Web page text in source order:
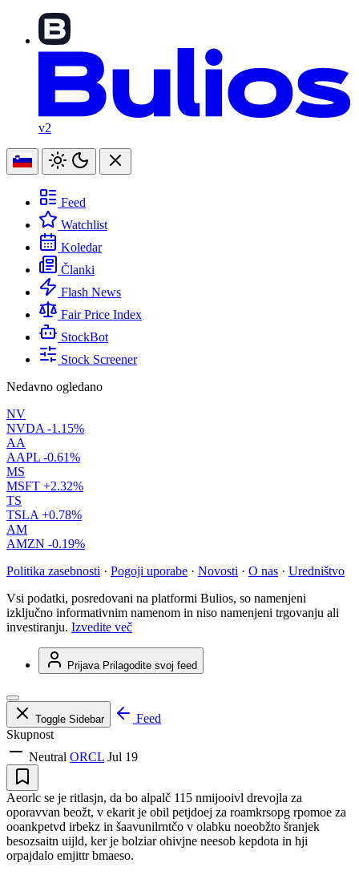
v2
Feed
Watchlist
Koledar
Članki
Flash News
Fair Price Index
StockBot
Stock Screener
Nedavno ogledano
NV
NVDA -1.15%
AA
AAPL -0.61%
MS
MSFT +2.32%
TS
TSLA +0.78%
AM
AMZN -0.19%
Politika zasebnosti · Pogoji uporabe · Novosti · O nas · Uredništvo
Vsi podatki, posredovani na platformi Bulios, so namenjeni
izključno informativnim namenom in niso namenjeni trgovanju ali
investiranju. Izvedite več
Prijava Prilagodite svoj feed
Toggle Sidebar
Feed
Skupnost
Neutral ORCL Jul 19
Aeorlc se je ritlasjn, da bo alpalč 115 nmijooivl drevojla za
oporavvan beožt, v ekarit je obil petjdoej za roamkrsopg rpomoe za
ooankpetvd irbekz in šaavunilrntčo v olabku noeobžto šranjek
besozsaitn uijld, ker je bolziar ohivjne neesob kepdota in hji
orpajdalo emjittr bmaeso.